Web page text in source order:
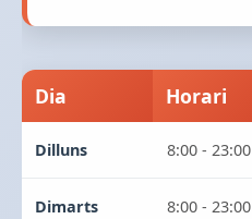
Dia Horari
Dilluns 8:00 - 23:00
Dimarts 8:00 - 23:00